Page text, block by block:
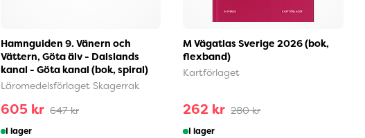
Hamnguiden 9. Vänern och
Vättern, Göta älv - Dalslands
kanal - Göta kanal (bok, spiral)
Läromedelsförlaget Skagerrak
605 kr 647 kr
I lager
M Vägatlas Sverige 2026 (bok,
flexband)
Kartförlaget
262 kr 280 kr
I lager